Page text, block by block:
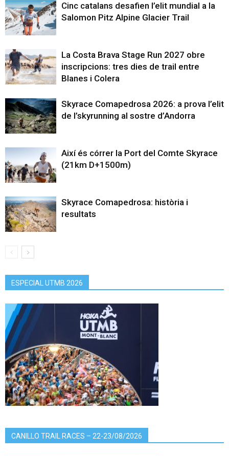
Cinc catalans desafien l’elit mundial a la
Salomon Pitz Alpine Glacier Trail
La Costa Brava Stage Run 2027 obre
inscripcions: tres dies de trail entre
Blanes i Colera
Skyrace Comapedrosa 2026: a prova l’elit
de l’skyrunning al sostre d’Andorra
Així és córrer la Port del Comte Skyrace
(21km D+1500m)
Skyrace Comapedrosa: història i
resultats
ESPECIAL UTMB 2026
CANILLO TRAIL RACES – 22-23/08/2026